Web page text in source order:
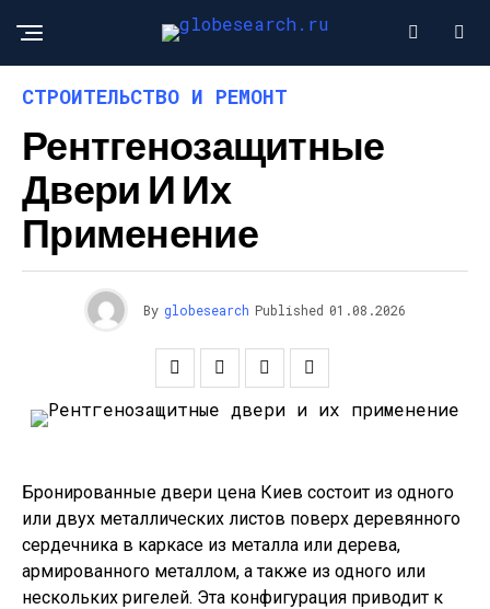
СТРОИТЕЛЬСТВО И РЕМОНТ
Рентгенозащитные
Двери И Их
Применение
By globesearch Published 01.08.2026
Бронированные двери цена Киев состоит из одного
или двух металлических листов поверх деревянного
сердечника в каркасе из металла или дерева,
армированного металлом, а также из одного или
нескольких ригелей. Эта конфигурация приводит к